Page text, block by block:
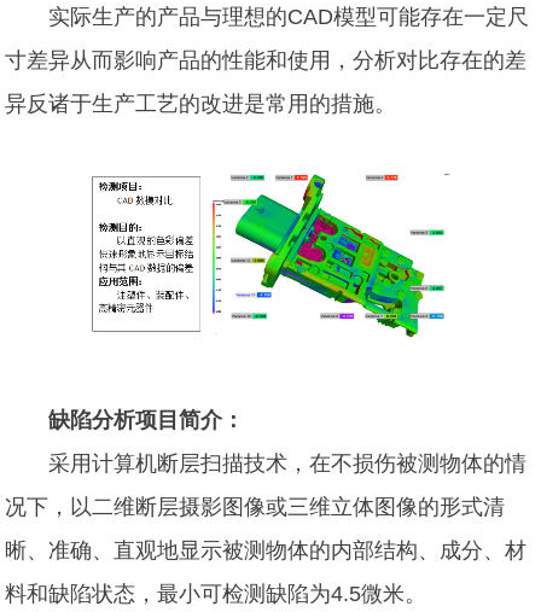
实际生产的产品与理想的CAD模型可能存在一定尺
寸差异从而影响产品的性能和使用，分析对比存在的差
异反诸于生产工艺的改进是常用的措施。
缺陷分析项目简介：
采用计算机断层扫描技术，在不损伤被测物体的情
况下，以二维断层摄影图像或三维立体图像的形式清
晰、准确、直观地显示被测物体的内部结构、成分、材
料和缺陷状态，最小可检测缺陷为4.5微米。